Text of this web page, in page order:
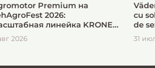
Premium на
2026:
линейка KRONE
быстрой и эффективной
кормов
2026
cu
de
31